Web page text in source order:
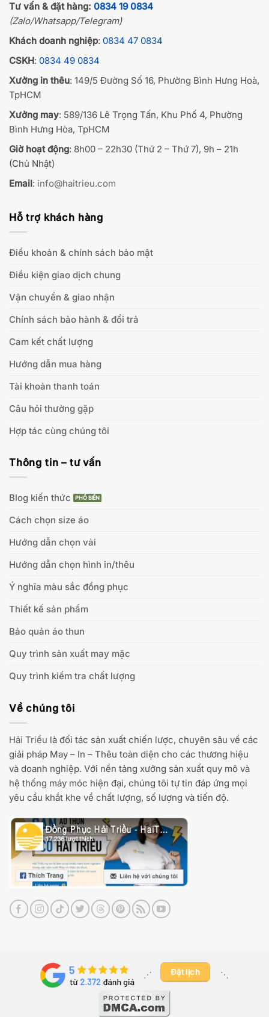
Tư vấn & đặt hàng: 0834 19 0834
(Zalo/Whatsapp/Telegram)
Khách doanh nghiệp: 0834 47 0834
CSKH: 0834 49 0834
Xưởng in thêu: 149/5 Đường Số 16, Phường Bình Hưng Hoà,
TpHCM
Xưởng may: 589/136 Lê Trọng Tấn, Khu Phố 4, Phường
Bình Hưng Hòa, TpHCM
Giờ hoạt động: 8h00 – 22h30 (Thứ 2 – Thứ 7), 9h – 21h
(Chủ Nhật)
Email: info@haitrieu.com
Hỗ trợ khách hàng
Điều khoản & chính sách bảo mật
Điều kiện giao dịch chung
Vận chuyển & giao nhận
Chính sách bảo hành & đổi trả
Cam kết chất lượng
Hướng dẫn mua hàng
Tài khoản thanh toán
Câu hỏi thường gặp
Hợp tác cùng chúng tôi
Thông tin – tư vấn
Blog kiến thức
Cách chọn size áo
Hướng dẫn chọn vải
Hướng dẫn chọn hình in/thêu
Ý nghĩa màu sắc đồng phục
Thiết kế sản phẩm
Bảo quản áo thun
Quy trình sản xuất may mặc
Quy trình kiểm tra chất lượng
Về chúng tôi
Hải Triều là đối tác sản xuất chiến lược, chuyên sâu về các
giải pháp May – In – Thêu toàn diện cho các thương hiệu
và doanh nghiệp. Với nền tảng xưởng sản xuất quy mô và
hệ thống máy móc hiện đại, chúng tôi tự tin đáp ứng mọi
yêu cầu khắt khe về chất lượng, số lượng và tiến độ.
⋰ ​ Đặt lịch ⋱